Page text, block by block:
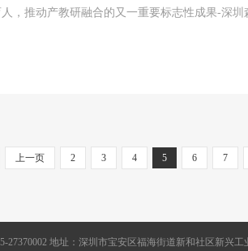
，推动产教研融合的又一重要标志性成果-深
上一页 2 3 4 5 6 7
27370002 地址：深圳市宝安区福海街道新和社区新兴